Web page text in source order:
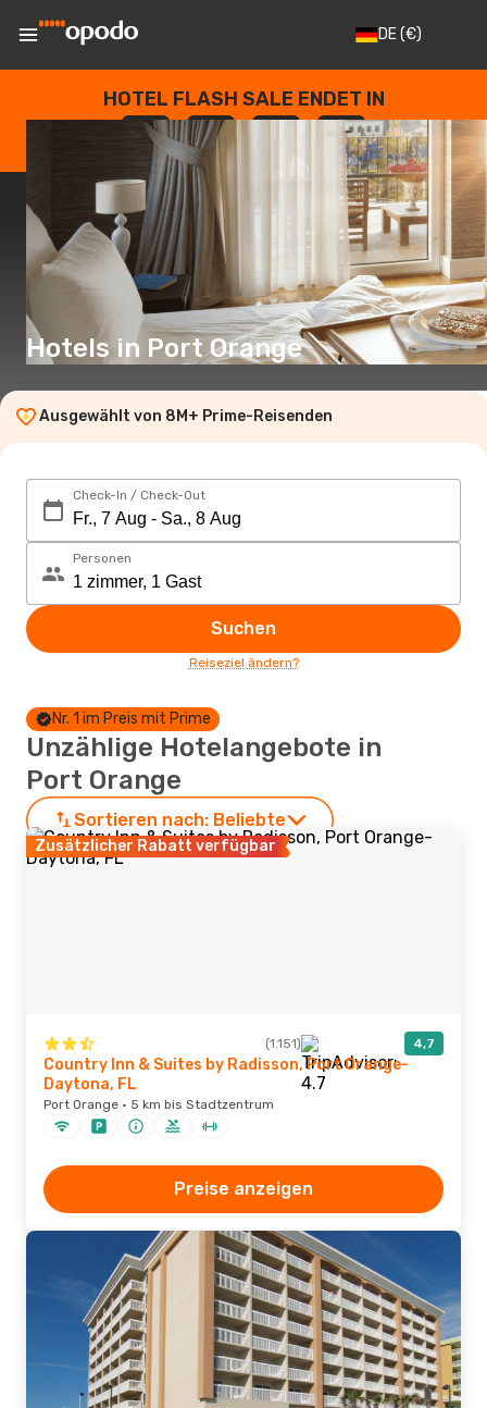
DE(€)
HOTEL FLASH SALE ENDET IN
--
TAGE
: --
STUNDEN
: --
SEKUNDEN
Hotels in Port Orange
Ausgewählt von 8M+ Prime-Reisenden
Check-In / Check-Out
Personen
Suchen
Reiseziel ändern?
Nr. 1 im Preis mit Prime
Unzählige Hotelangebote in
Port Orange
Sortieren nach: Beliebte
Zusätzlicher Rabatt verfügbar
(1.151) 4,7
Country Inn & Suites by Radisson, Port Orange-
Daytona, FL
Port Orange · 5 km bis Stadtzentrum
Preise anzeigen